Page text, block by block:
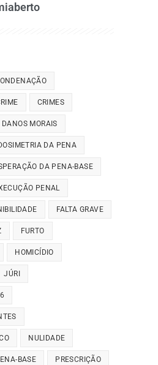
CRIMES
DANOS MORAIS
DA PENA
DA PENA-BASE
PENAL
FALTA GRAVE
FURTO
HOMICÍDIO
JÚRI
NULIDADE
BASE PRESCRIÇÃO